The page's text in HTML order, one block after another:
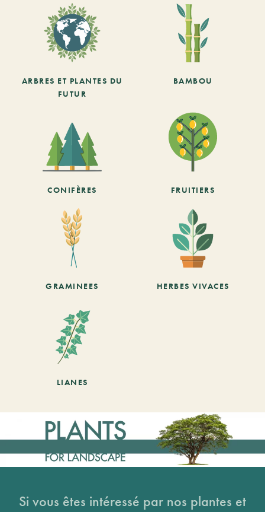
ARBRES ET PLANTES DU
FUTUR
BAMBOU
CONIFÈRES FRUITIERS
GRAMINEES HERBES VIVACES
LIANES
Si vous êtes intéressé par nos plantes et